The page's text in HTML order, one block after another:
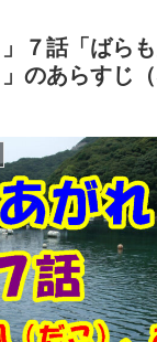
」７話「ばら
のあらすじ